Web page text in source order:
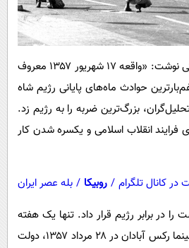
فناوری
گوناگون
حوادث
سلامت
بین الملل
حیات وحش
روانشناسی
آشپزی
دانلود
روزنامه اطلاعات در یادداشتی نوشت: «واقعه ۱۷ شهریور ۱۳۵۷ معروف
حوادث ماه‌های پایانی رژیم شاه
بزرگ‌ترین ضربه را به رژیم زد.
فرایند انقلاب اسلامی و یکسره شدن کار
کانال تلگرام / روبیکا / بله عصر ایران
را در برابر رژیم قرار داد. تنها یک هفته
پس از واقعه آتش‌سوزی سینما رکس آبادان در ۲۸ مرداد ۱۳۵۷، دولت